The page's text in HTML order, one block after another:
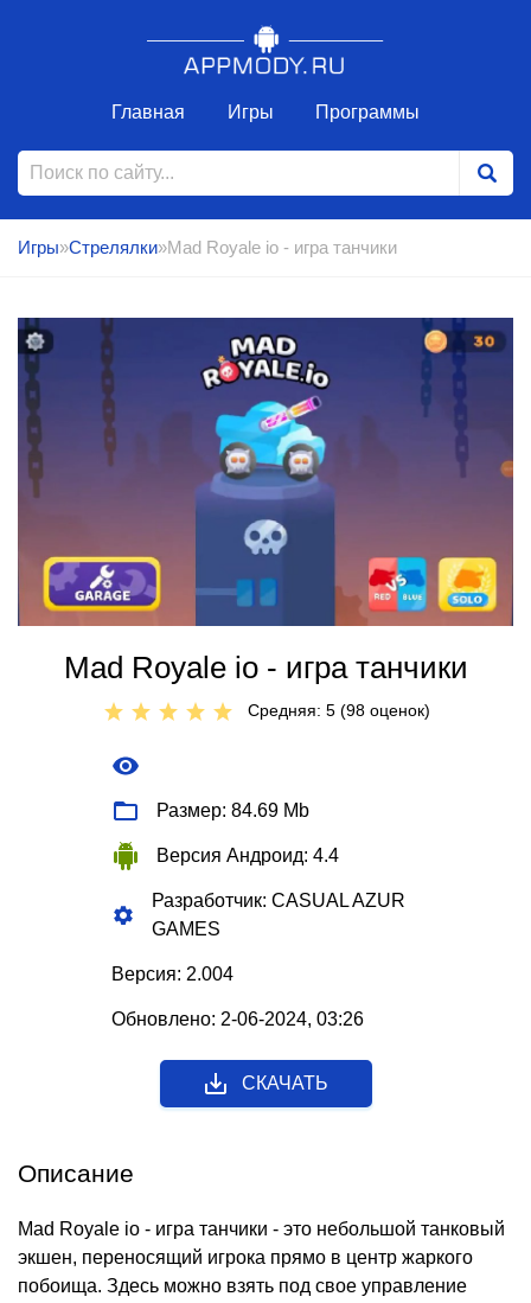
Главная Игры Программы
Игры»Стрелялки»Mad Royale io - игра танчики
Mad Royale io - игра танчики
Средняя: 5 (98 оценок)
Размер: 84.69 Mb
Версия Андроид: 4.4
Разработчик: CASUAL AZUR
GAMES
Версия: 2.004
Обновлено: 2-06-2024, 03:26
СКАЧАТЬ
Описание
Mad Royale io - игра танчики - это небольшой танковый
экшен, переносящий игрока прямо в центр жаркого
побоища. Здесь можно взять под свое управление